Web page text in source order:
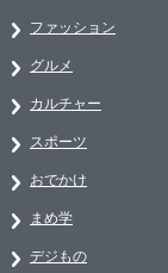
ファッション
グルメ
カルチャー
スポーツ
おでかけ
まめ学
デジもの